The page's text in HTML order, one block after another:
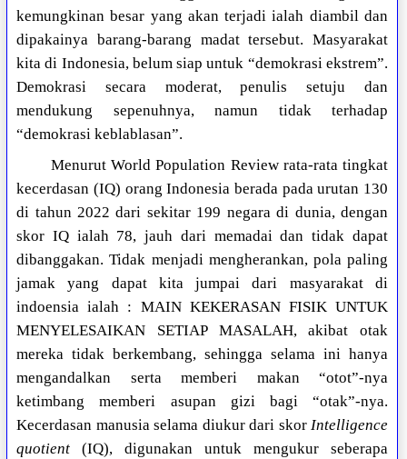
kemungkinan besar yang akan terjadi ialah diambil dan
dipakainya barang-barang madat tersebut. Masyarakat
kita di Indonesia, belum siap untuk “demokrasi ekstrem”.
Demokrasi secara moderat, penulis setuju dan
mendukung sepenuhnya, namun tidak terhadap
“demokrasi keblablasan”.
Menurut World Population Review rata-rata tingkat
kecerdasan (IQ) orang Indonesia berada pada urutan 130
di tahun 2022 dari sekitar 199 negara di dunia, dengan
skor IQ ialah 78, jauh dari memadai dan tidak dapat
dibanggakan. Tidak menjadi mengherankan, pola paling
jamak yang dapat kita jumpai dari masyarakat di
indoensia ialah : MAIN KEKERASAN FISIK UNTUK
MENYELESAIKAN SETIAP MASALAH, akibat otak
mereka tidak berkembang, sehingga selama ini hanya
mengandalkan serta memberi makan “otot”-nya
ketimbang memberi asupan gizi bagi “otak”-nya.
Kecerdasan manusia selama diukur dari skor Intelligence
quotient (IQ), digunakan untuk mengukur seberapa